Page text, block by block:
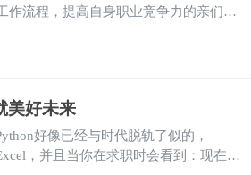
作流程，提高自身职业竞争力的亲们儿
美好未来
好像已经与时代脱轨了似的，
，并且当你在求职时会看到：现在很